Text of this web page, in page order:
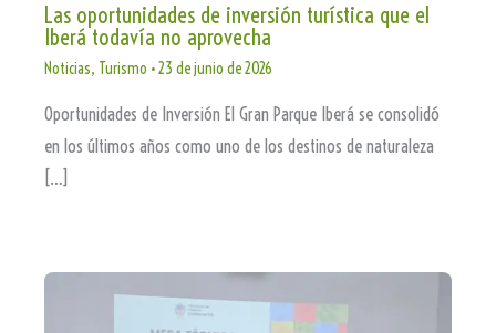
Las oportunidades de inversión turística que el
Iberá todavía no aprovecha
Noticias, Turismo •23 de junio de 2026
Oportunidades de Inversión El Gran Parque Iberá se consolidó
en los últimos años como uno de los destinos de naturaleza
[…]